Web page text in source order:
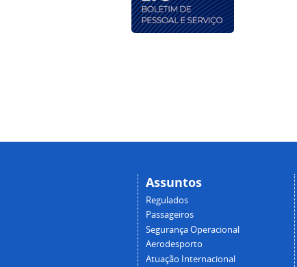
Assuntos
Regulados
Passageiros
Segurança Operacional
Aerodesporto
Atuação Internacional